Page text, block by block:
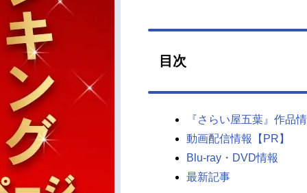
目次
『さらい屋五葉』作品
動画配信情報【PR】
Blu-ray・DVD情報
最新記事